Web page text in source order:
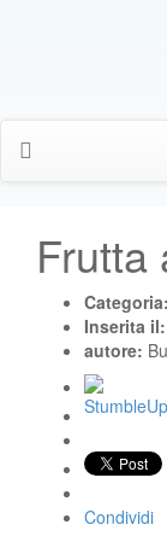
Frutta
Categoria:
Inserita il:
autore:
Condividi